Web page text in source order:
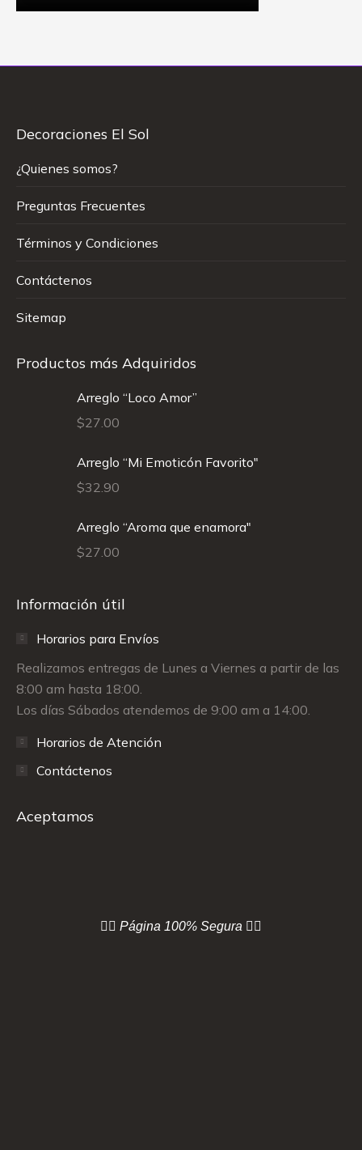
Decoraciones El Sol
¿Quienes somos?
Preguntas Frecuentes
Términos y Condiciones
Contáctenos
Sitemap
Productos más Adquiridos
Arreglo “Loco Amor”
$27.00
Arreglo “Mi Emoticón Favorito"
$32.90
Arreglo “Aroma que enamora"
$27.00
Información útil
Horarios para Envíos
Realizamos entregas de Lunes a Viernes a partir de las
8:00 am hasta 18:00.
Los días Sábados atendemos de 9:00 am a 14:00.
Horarios de Atención
Contáctenos
Aceptamos
👇🏻 Página 100% Segura 👇🏻